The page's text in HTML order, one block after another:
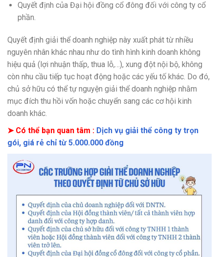
Quyết định của Đại hội đồng cổ đông đối với công ty cổ
phần.
Quyết định giải thể doanh nghiệp này xuất phát từ nhiều
nguyên nhân khác nhau như do tình hình kinh doanh không
hiệu quả (lợi nhuận thấp, thua lỗ,…), xung đột nội bộ, không
còn nhu cầu tiếp tục hoạt động hoặc các yếu tố khác. Do đó,
chủ sở hữu có thể tự nguyện giải thể doanh nghiệp nhằm
mục đích thu hồi vốn hoặc chuyển sang các cơ hội kinh
doanh khác.
➤ Có thể bạn quan tâm : Dịch vụ giải thể công ty trọn
gói, giá rẻ chỉ từ 5.000.000 đồng